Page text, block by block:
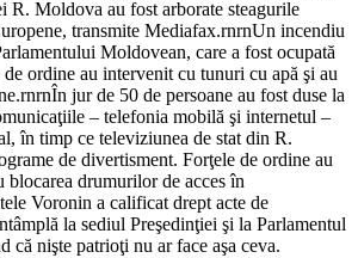
R. Moldova au fost arborate steagurile
transmite Mediafax.rnrnUn incendiu
Moldovean, care a fost ocupată
ordine au intervenit cu tunuri cu apă şi au
jur de 50 de persoane au fost duse la
– telefonia mobilă şi internetul –
în timp ce televiziunea de stat din R.
de divertisment. Forţele de ordine au
blocarea drumurilor de acces în
Voronin a calificat drept acte de
la sediul Preşedinţiei şi la Parlamentul
că nişte patrioţi nu ar face aşa ceva.